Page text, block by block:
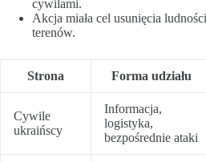
cywilami.
Akcja miała cel usunięcia
terenów.
Strona Forma udziału
Cywile
ukraińscy
Informacja,
logistyka,
bezpośrednie ataki